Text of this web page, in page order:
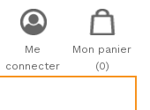
Me
connecter
Mon panier
(0)